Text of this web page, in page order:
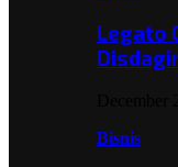
Legato
Bisnis